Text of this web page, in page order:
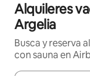
Alquileres
Argelia
Busca y reserva
con sauna en